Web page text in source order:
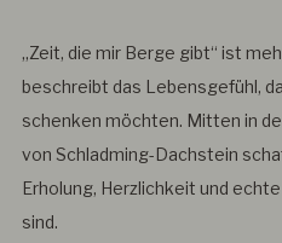
„Zeit, die mir Berge gibt“ ist
beschreibt das Lebensgefühl,
schenken möchten. Mitten in
von Schladming-Dachstein
Erholung, Herzlichkeit und
sind.